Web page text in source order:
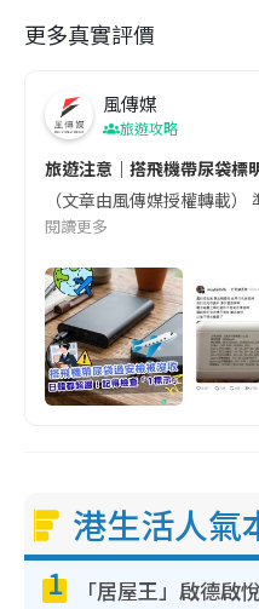
更多真實評價
風傳媒
旅遊攻略
旅遊注意｜搭飛機帶尿袋標
（文章由風傳媒授權轉載
閱讀更多
港生活人氣
1